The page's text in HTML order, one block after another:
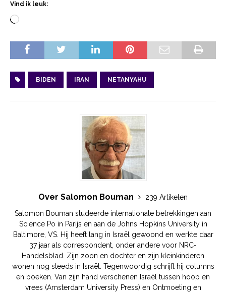
Vind ik leuk:
BIDEN IRAN NETANYAHU
Over Salomon Bouman
239 Artikelen
Salomon Bouman studeerde internationale betrekkingen aan
Science Po in Parijs en aan de Johns Hopkins University in
Baltimore, VS. Hij heeft lang in Israël gewoond en werkte daar
37 jaar als correspondent, onder andere voor NRC-
Handelsblad. Zijn zoon en dochter en zijn kleinkinderen
wonen nog steeds in Israël. Tegenwoordig schrijft hij columns
en boeken. Van zijn hand verschenen Israël tussen hoop en
vrees (Amsterdam University Press) en Ontmoeting en